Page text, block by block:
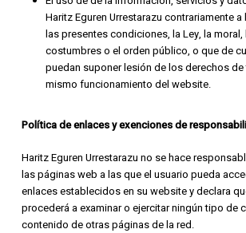
Haritz Eguren Urrestarazu contrariamente
las presentes condiciones, la Ley, la
costumbres o el orden público, o que de
puedan suponer lesión de los derechos
mismo funcionamiento del website.
Política de enlaces y exenciones de
Haritz Eguren Urrestarazu no se hace
las páginas web a las que el usuario pueda
enlaces establecidos en su website y declara
procederá a examinar o ejercitar ningún tipo de
contenido de otras páginas de la red.